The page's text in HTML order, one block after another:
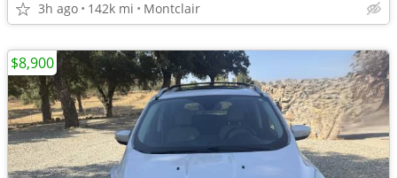
3h ago 142k mi Montclair
$8,900